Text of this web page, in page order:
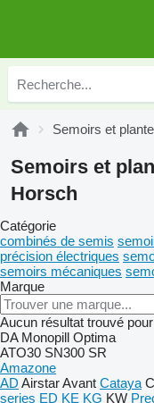
Semoirs et
Semoirs et
Horsch
Catégorie
combinés de semis
précision électriques
semoirs mécaniques
Marque
Aucun résultat trouvé
DA Monopill Optima
ATO30 SN300 SR
Amazone
AD AirstarAvant Cataya
series ED KE KG KW